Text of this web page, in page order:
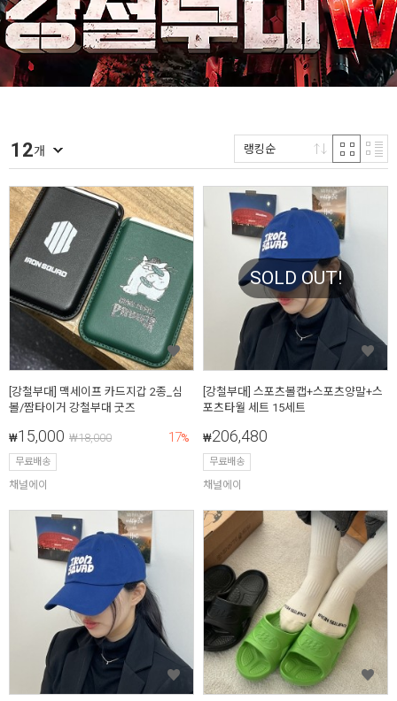
12개 랭킹순
[강철부대] 맥세이프 카드지갑 2종_심
볼/짬타이거 강철부대 굿즈
₩15,000 ₩18,000 17%
무료배송
채널에이
SOLD OUT!
[강철부대] 스포츠볼캡+스포츠양말+스
포츠타월 세트 15세트
₩206,480
무료배송
채널에이